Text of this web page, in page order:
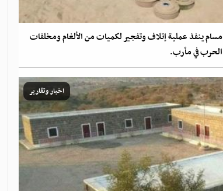
مسام ينفذ عملية إتلاف وتفجير لكميات من الألغام ومخلفات
الحرب في مأرب.
اخبار وتقارير